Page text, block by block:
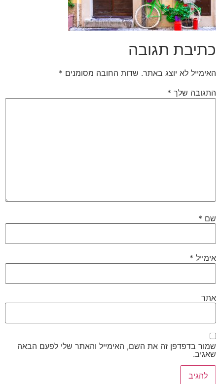
כתיבת תגובה
האימייל לא יוצג באתר. שדות החובה מסומנים *
התגובה שלך *
שם *
אימייל *
אתר
שמור בדפדפן זה את השם, האימייל והאתר שלי לפעם הבאה
שאגיב.